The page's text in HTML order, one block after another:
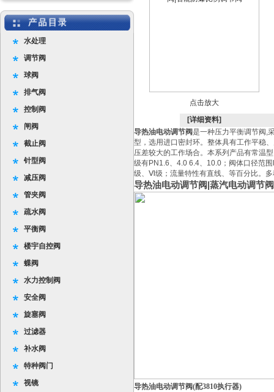
水处理
调节阀
球阀
排气阀
控制阀
闸阀
截止阀
针型阀
减压阀
管夹阀
疏水阀
平衡阀
楼宇自控阀
蝶阀
水力控制阀
安全阀
旋塞阀
过滤器
补水阀
特种阀门
视镜
点击放大
[详细资料]
导热油电动调节阀是一种压力平衡调节阀,
型，选用进口密封环。整体具有工作平稳
压差较大的工作场合。本系列产品有常温
级有PN1.6、4.0 6.4、10.0；阀体口径范
级、Ⅵ级；流量特性有直线、等百分比。
导热油电动调节阀|蒸汽电动调节
导热油电动调节阀(配3810执行器)